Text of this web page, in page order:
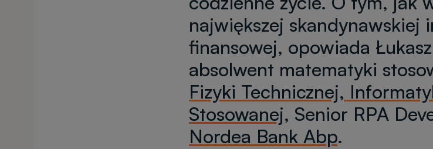
największej skandynawskiej
finansowej, opowiada
absolwent matematyki
Fizyki Technicznej,
Stosowanej, Senior RPA
Nordea Bank Abp.